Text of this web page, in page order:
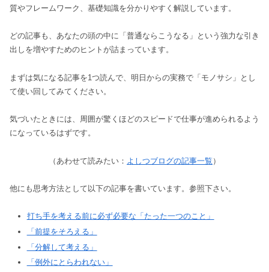
質やフレームワーク、基礎知識を分かりやすく解説しています。
どの記事も、あなたの頭の中に「普通ならこうなる」という強力な引き
出しを増やすためのヒントが詰まっています。
まずは気になる記事を1つ読んで、明日からの実務で「モノサシ」とし
て使い回してみてください。
気づいたときには、周囲が驚くほどのスピードで仕事が進められるよう
になっているはずです。
（あわせて読みたい： よしつブログの記事一覧 ）
他にも思考方法として以下の記事を書いています。参照下さい。
打ち手を考える前に必ず必要な「たった一つのこと」
「前提をそろえる」
「分解して考える」
「例外にとらわれない」